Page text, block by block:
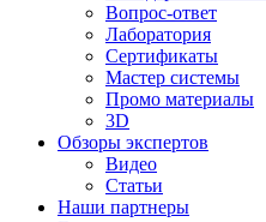
Вопрос-ответ
Лаборатория
Сертификаты
Мастер системы
Промо материалы
3D
Обзоры экспертов
Видео
Статьи
Наши партнеры